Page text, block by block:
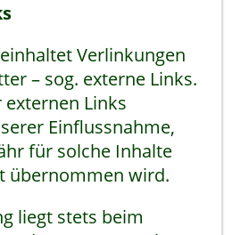
Verlinkungen
– sog. externe Links.
Links
Einflussnahme,
für solche Inhalte
übernommen wird.
liegt stets beim